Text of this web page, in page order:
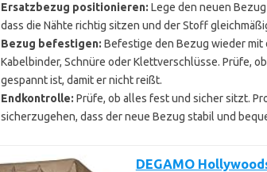
Ersatzbezug positionieren: Lege den neuen
dass die Nähte richtig sitzen und der Stoff
Bezug befestigen: Befestige den Bezug wieder
Kabelbinder, Schnüre oder Klettverschlüsse. Prüfe,
gespannt ist, damit er nicht reißt.
Endkontrolle: Prüfe, ob alles fest und sicher sitzt.
sicherzugehen, dass der neue Bezug stabil und
DEGAMO